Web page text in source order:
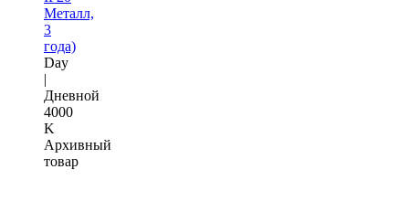
Металл,
3
года)
Day
|
Дневной
4000
K
Архивный
товар